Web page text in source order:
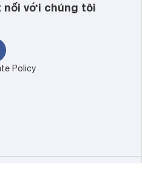
nối với chúng tôi
Policy